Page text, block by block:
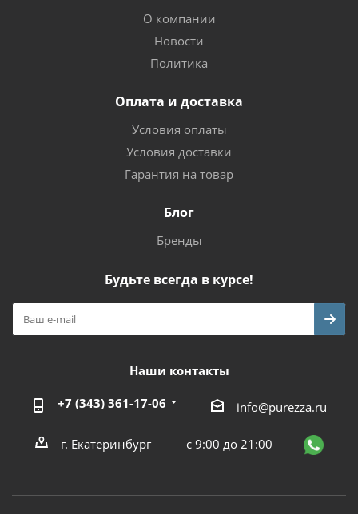
О компании
Новости
Политика
Оплата и доставка
Условия оплаты
Условия доставки
Гарантия на товар
Блог
Бренды
Будьте всегда в курсе!
Наши контакты
+7 (343) 361-17-06 info@purezza.ru
г. Екатеринбург с 9:00 до 21:00